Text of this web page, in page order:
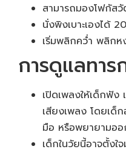
สามารถมองโฟกัส
นั่งพิงเบาะเองได้
เริ่มพลิกคว่ำ พลิกห
การดูแลทาร
เปิดเพลงให้เด็กฟัง
เสียงเพลง โดยเด็
มือ หรือพยายามออ
เด็กในวัยนี้อาจตั้ง